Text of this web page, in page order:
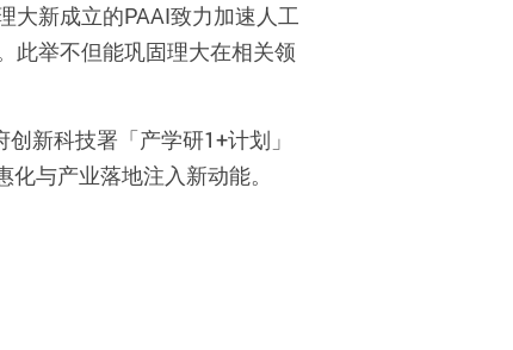
大新成立的PAAI致力加速人工
此举不但能巩固理大在相关领
创新科技署「产学研1+计划」
化与产业落地注入新动能。